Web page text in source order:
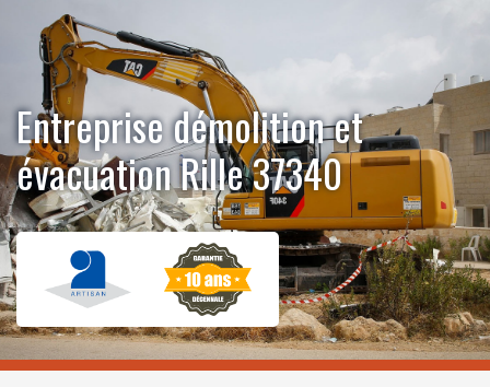
Entreprise démolition et
évacuation Rille 37340